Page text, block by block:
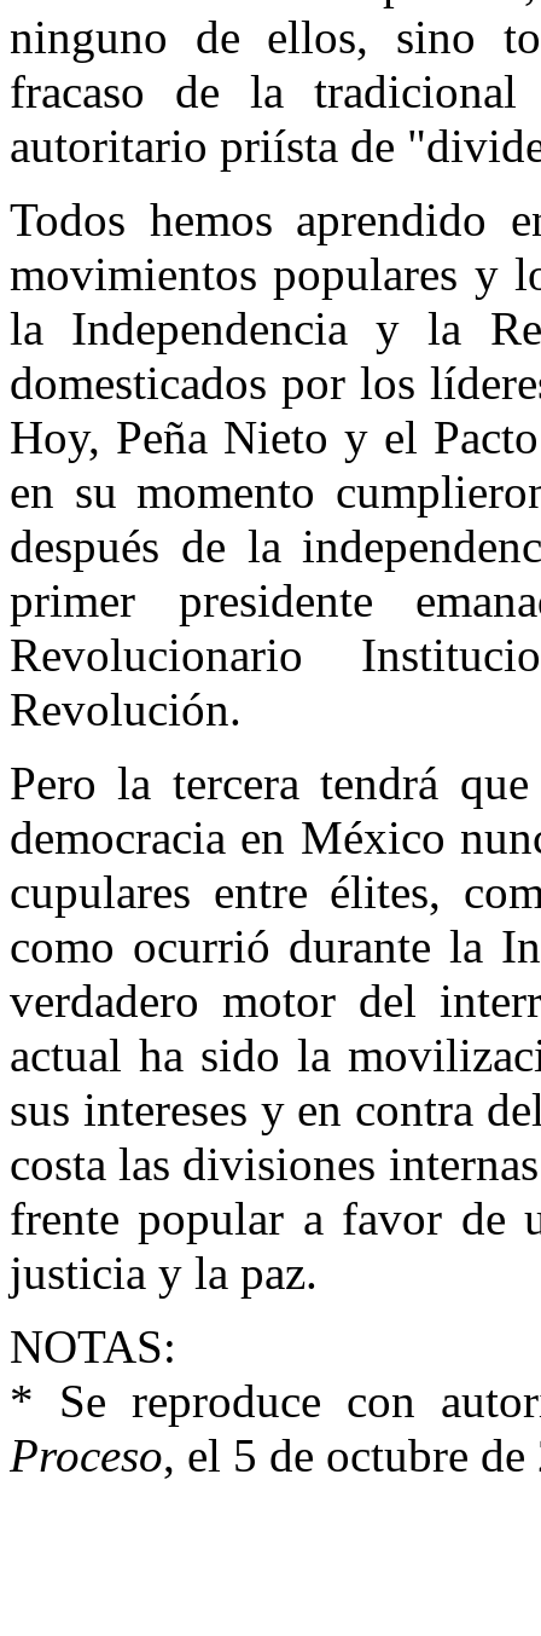
ninguno de ellos, sino
fracaso de la
autoritario priísta de
Todos hemos aprendido
movimientos populares y
la Independencia y la
domesticados por los
Hoy, Peña Nieto y el
en su momento
después de la
primer presidente
Revolucionario
Revolución.
Pero la tercera tendrá
democracia en México
cupulares entre élites,
como ocurrió durante la
verdadero motor del
actual ha sido la
sus intereses y en contra
costa las divisiones
frente popular a favor de
justicia y la paz.
NOTAS:
* Se reproduce con
Proceso, el 5 de octubre de